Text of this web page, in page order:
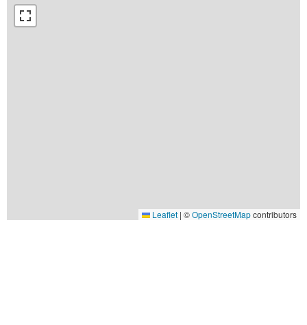
Leaflet | ©OpenStreetMapcontributors